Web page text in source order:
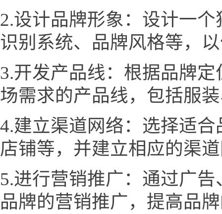
2.设计品牌形象：设计一
识别系统、品牌风格等，
3.开发产品线：根据品牌
场需求的产品线，包括服
4.建立渠道网络：选择适
店铺等，并建立相应的渠
5.进行营销推广：通过广
品牌的营销推广，提高品